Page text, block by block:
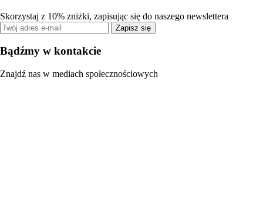
Skorzystaj z 10% zniżki, zapisując się do naszego newslettera
Zapisz się
Bądźmy w kontakcie
Znajdź nas w mediach społecznościowych